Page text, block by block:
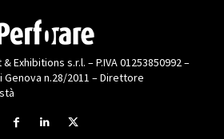
Exhibitions s.r.l. – P.IVA 01253850992 –
n.28/2011 – Direttore